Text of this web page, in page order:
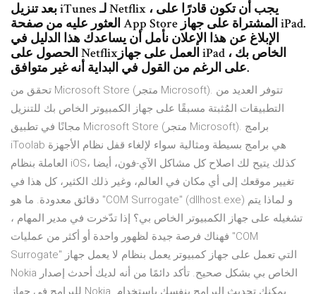
بعد تنزيل iTunes لـ Netflix ، يجب أن تكون قادرًا على
العثور عليه من صفحة App Store المشتراة على جهاز iPad.
الإبلاغ عن هذا الإعلان نأمل أن يساعدك هذا الدليل في
الحصول على Netflixالعمل على جهاز iPad الخاص بك ،
على الرغم من القول في البداية أنه غير متوافق.
تحقق من Microsoft Store (متجر Microsoft). تتوفر العديد من
التطبيقات المُثبتة مسبقًا على جهاز الكمبيوتر الخاص بك للتنزيل
مجانًا في تطبيق Microsoft Store (متجر Microsoft). برامج
iToolab هي برامج بسيطة ومثالية سواء لإلغاء قفل نظام الأجهزة
العاملة بنظام iOS، كذلك يتيح لك اصلاح كل مشاكل الآي-فون، أيضا
تغيير موقعك إلى أي مكان في العالم، وغير ذلك الكثير، كل هذا في
دقائق معدودة. ما هو "COM Surrogate" (dllhost.exe) و لماذا يتم
تشغيله على جهاز الكمبيوتر الخاص بي؟ إذا تدّخرت في مدير المهام ،
فهناك فرصة جيدة لظهور واحدة أو أكثر من عمليات "COM
Surrogate" التي تعمل على جهاز كمبيوتر يعمل بنظام لا يعمل جهاز
Nokia الخاص بي بشكل صحيح. تأكد دائمًا من أنه لديك أحدث إصدار